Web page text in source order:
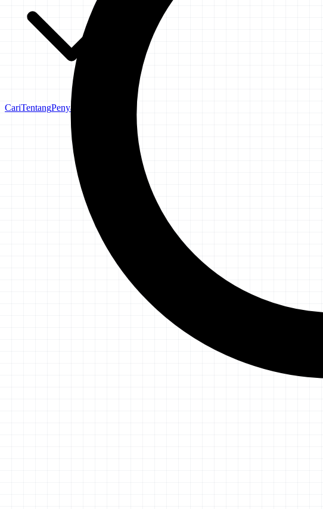
CariTentangPenyangkalan